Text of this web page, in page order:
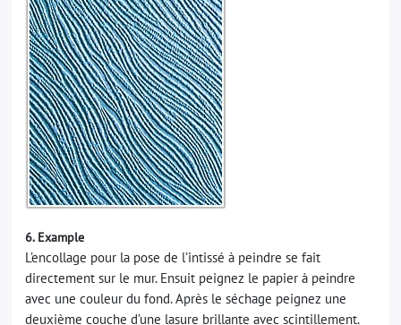
6. Example
L’encollage pour la pose de l’intissé à peindre se fait
directement sur le mur. Ensuit peignez le papier à peindre
avec une couleur du fond. Après le séchage peignez une
deuxième couche d’une lasure brillante avec scintillement.